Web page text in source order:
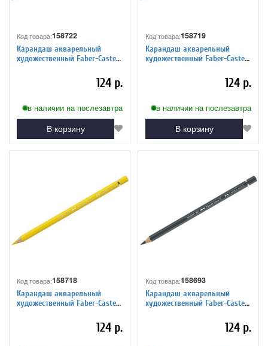
Код товара:158722
Карандаш акварельный
художественный Faber-Castell
темно-кадмиевый оранж.124 р.
в наличии на послезавтра
В корзину
Код товара:158719
Карандаш акварельный
художественный Faber-Castell
темно-кадмиевый желтый124 р.
в наличии на послезавтра
В корзину
Код товара:158718
Карандаш акварельный
художественный Faber-Castell
124 р.
Код товара:158693
Карандаш акварельный
художественный Faber-Castell
124 р.